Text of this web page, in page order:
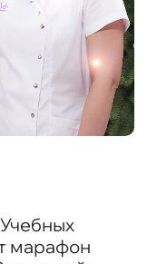
марафон